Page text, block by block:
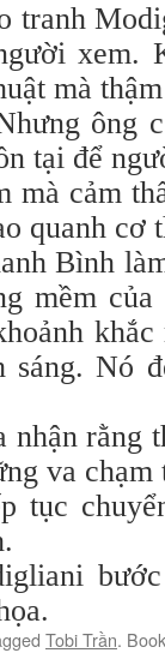
tranh
xem.
mà
ông
tại để
mà cảm
quanh cơ
Bình
mềm của
sáng. Nó
nhận rằng
va
tục
Tobi Trần.